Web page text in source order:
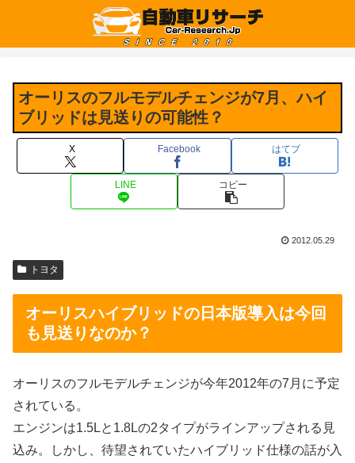
オーリスのフルモデルチェンジが7月、ハイ
ブリッドは見送りの可能性？
X Facebook はてブ
LINE コピー
2012.05.29
トヨタ
オーリスハイブリッドの日本版導入は今回
も見送りなのか？
オーリスのフルモデルチェンジが今年2012年の7月に予定
されている。
エンジンは1.5Lと1.8Lの2タイプがラインアップされる見
込み。しかし、待望されていたハイブリッド仕様の話が入